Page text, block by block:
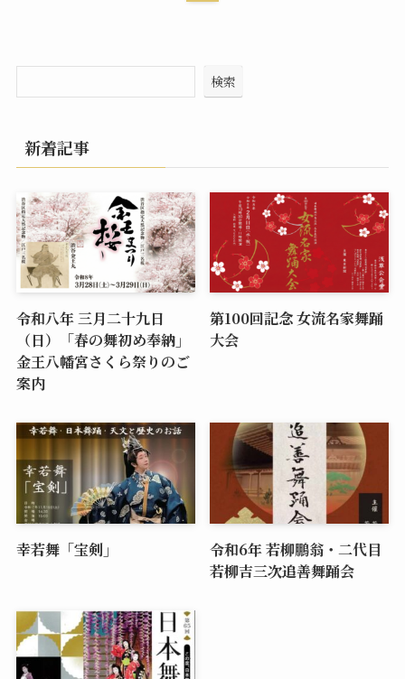
検索
新着記事
令和八年 三月二十九日
（日）「春の舞初め奉納」
金王八幡宮さくら祭りのご
案内
第100回記念 女流名家舞踊
大会
幸若舞「宝剣」
令和6年 若柳鵬翁・二代目
若柳吉三次追善舞踊会